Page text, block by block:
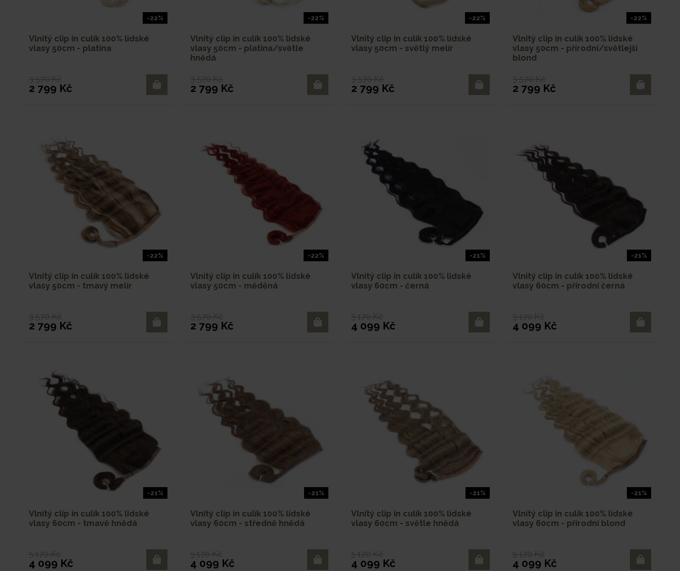
-22%
Vlnitý clip in culík 100% lidské
vlasy 50cm - platina
3 570 Kč
2 799 Kč
-22%
Vlnitý clip in culík 100% lidské
vlasy 50cm - platina/světle
hnědá
3 570 Kč
2 799 Kč
-22%
Vlnitý clip in culík 100% lidské
vlasy 50cm - světlý melír
3 570 Kč
2 799 Kč
-22%
Vlnitý clip in culík 100% lidské
vlasy 50cm - přírodní/světlejší
blond
3 570 Kč
2 799 Kč
-22%
Vlnitý clip in culík 100% lidské
vlasy 50cm - tmavý melír
3 570 Kč
2 799 Kč
-22%
Vlnitý clip in culík 100% lidské
vlasy 50cm - měděná
3 570 Kč
2 799 Kč
-21%
Vlnitý clip in culík 100% lidské
vlasy 60cm - černá
5 170 Kč
4 099 Kč
-21%
Vlnitý clip in culík 100% lidské
vlasy 60cm - přírodní černá
5 170 Kč
4 099 Kč
-21%
Vlnitý clip in culík 100% lidské
vlasy 60cm - tmavě hnědá
5 170 Kč
4 099 Kč
-21%
Vlnitý clip in culík 100% lidské
vlasy 60cm - středně hnědá
5 170 Kč
4 099 Kč
-21%
Vlnitý clip in culík 100% lidské
vlasy 60cm - světle hnědá
5 170 Kč
4 099 Kč
-21%
Vlnitý clip in culík 100% lidské
vlasy 60cm - přírodní blond
5 170 Kč
4 099 Kč